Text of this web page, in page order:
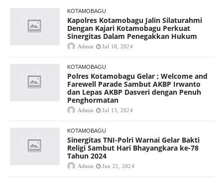
KOTAMOBAGU
Kapolres Kotamobagu Jalin Silaturahmi
Dengan Kajari Kotamobagu Perkuat
Sinergitas Dalam Penegakkan Hukum
Admin Jul 18, 2024
KOTAMOBAGU
Polres Kotamobagu Gelar ; Welcome and
Farewell Parade Sambut AKBP Irwanto
dan Lepas AKBP Dasveri dengan Penuh
Penghormatan
Admin Jul 13, 2024
KOTAMOBAGU
Sinergitas TNI-Polri Warnai Gelar Bakti
Religi Sambut Hari Bhayangkara ke-78
Tahun 2024
Admin Jun 21, 2024